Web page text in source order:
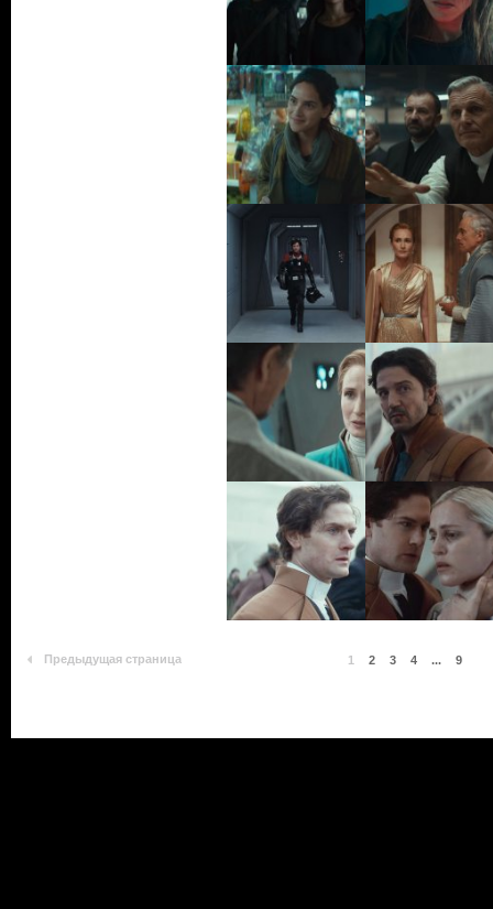
Предыдущая страница 1 2 3 4 ... 9